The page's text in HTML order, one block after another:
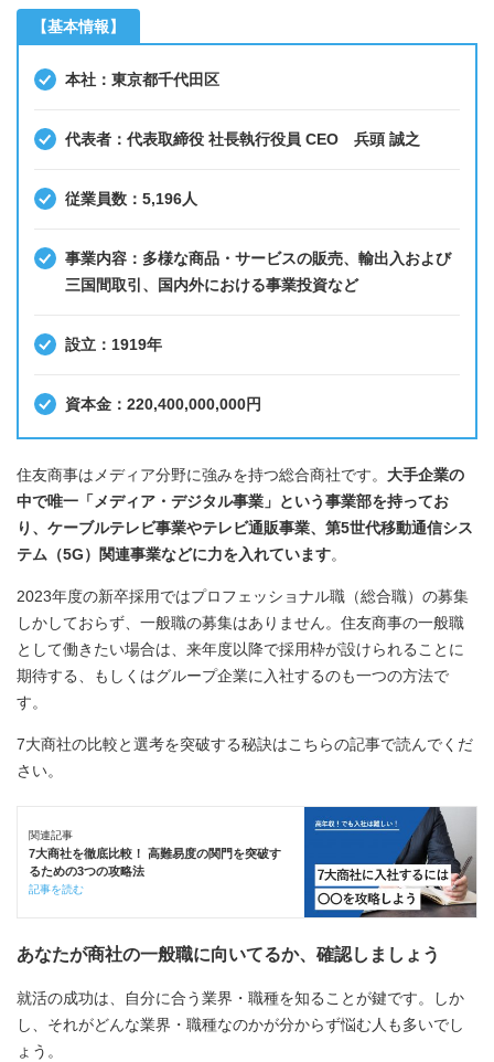
【基本情報】
本社：東京都千代田区
代表者：代表取締役 社長執行役員 CEO 兵頭 誠之
従業員数：5,196人
事業内容：多様な商品・サービスの販売、輸出入および
三国間取引、国内外における事業投資など
設立：1919年
資本金：220,400,000,000円
住友商事はメディア分野に強みを持つ総合商社です。 大手企業の
中で唯一「メディア・デジタル事業」という事業部を持ってお
り、ケーブルテレビ事業やテレビ通販事業、第5世代移動通信シス
テム（5G）関連事業などに力を入れています。
2023年度の新卒採用ではプロフェッショナル職（総合職）の募集
しかしておらず、一般職の募集はありません。住友商事の一般職
として働きたい場合は、来年度以降で採用枠が設けられることに
期待する、もしくはグループ企業に入社するのも一つの方法で
す。
7大商社の比較と選考を突破する秘訣はこちらの記事で読んでくだ
さい。
関連記事
7大商社を徹底比較！ 高難易度の関門を突破す
るための3つの攻略法
記事を読む
あなたが商社の一般職に向いてるか、確認しましょう
就活の成功は、自分に合う業界・職種を知ることが鍵です。しか
し、それがどんな業界・職種なのかが分からず悩む人も多いでし
ょう。